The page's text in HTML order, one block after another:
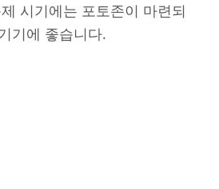
시기에는 포토존이 마련되
기에 좋습니다.